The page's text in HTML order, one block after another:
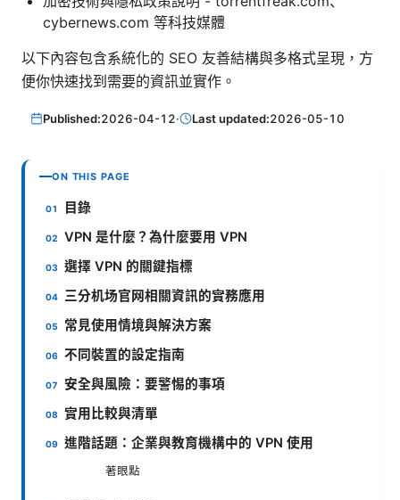
cybernews.com 等科技媒體
以下內容包含系統化的 SEO 友善結構與多格式呈現，方
便你快速找到需要的資訊並實作。
Published:2026-04-12· Last updated:2026-05-10
ON THIS PAGE
目錄
VPN 是什麼？為什麼要用 VPN
選擇 VPN 的關鍵指標
三分机场官网相關資訊的實務應用
常見使用情境與解決方案
不同裝置的設定指南
安全與風險：要警惕的事項
實用比較與清單
進階話題：企業與教育機構中的 VPN 使用
著眼點